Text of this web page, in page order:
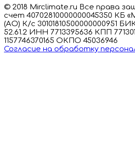
© 2018 Mirclimate.ru Все права
счет 40702810000000045350 КБ
(АО) К/с 30101810500000000951
52.61.2 ИНН 7713395636 КПП
1157746370165 ОКПО 45036946
Согласие на обработку